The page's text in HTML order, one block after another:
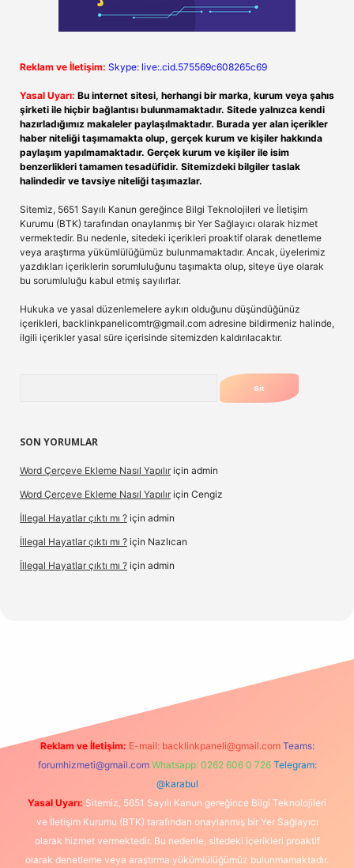
Reklam ve İletişim: Skype: live:.cid.575569c608265c69
Yasal Uyarı: Bu internet sitesi, herhangi bir marka, kurum veya şahıs
şirketi ile hiçbir bağlantısı bulunmamaktadır. Sitede yalnızca kendi
hazırladığımız makaleler paylaşılmaktadır. Burada yer alan içerikler
haber niteliği taşımamakta olup, gerçek kurum ve kişiler hakkında
paylaşım yapılmamaktadır. Gerçek kurum ve kişiler ile isim
benzerlikleri tamamen tesadüfidir. Sitemizdeki bilgiler taslak
halindedir ve tavsiye niteliği taşımazlar.
Sitemiz, 5651 Sayılı Kanun gereğince Bilgi Teknolojileri ve İletişim
Kurumu (BTK) tarafından onaylanmış bir Yer Sağlayıcı olarak hizmet
vermektedir. Bu nedenle, sitedeki içerikleri proaktif olarak denetleme
veya araştırma yükümlülüğümüz bulunmamaktadır. Ancak, üyelerimiz
yazdıkları içeriklerin sorumluluğunu taşımakta olup, siteye üye olarak
bu sorumluluğu kabul etmiş sayılırlar.
Hukuka ve yasal düzenlemelere aykırı olduğunu düşündüğünüz
içerikleri, backlinkpanelicomtr@gmail.com adresine bildirmeniz halinde,
ilgili içerikler yasal süre içerisinde sitemizden kaldırılacaktır.
SON YORUMLAR
Word Çerçeve Ekleme Nasıl Yapılır için admin
Word Çerçeve Ekleme Nasıl Yapılır için Cengiz
İllegal Hayatlar çıktı mı ? için admin
İllegal Hayatlar çıktı mı ? için Nazlıcan
İllegal Hayatlar çıktı mı ? için admin
Reklam ve İletişim: E-mail: backlinkpaneli@gmail.com Teams:
forumhizmeti@gmail.com Whatsapp: 0262 606 0 726 Telegram:
@karabul
Yasal Uyarı: Sitemiz, 5651 Sayılı Kanun gereğince Bilgi Teknolojileri
ve İletişim Kurumu (BTK) tarafından onaylanmış bir Yer Sağlayıcı
olarak hizmet vermektedir. Bu nedenle, sitedeki içerikleri proaktif
olarak denetleme veya araştırma yükümlülüğümüz bulunmamaktadır.